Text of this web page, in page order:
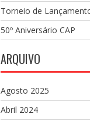
Torneio de
50º Aniversário CAP
ARQUIVO
Agosto 2025
Abril 2024